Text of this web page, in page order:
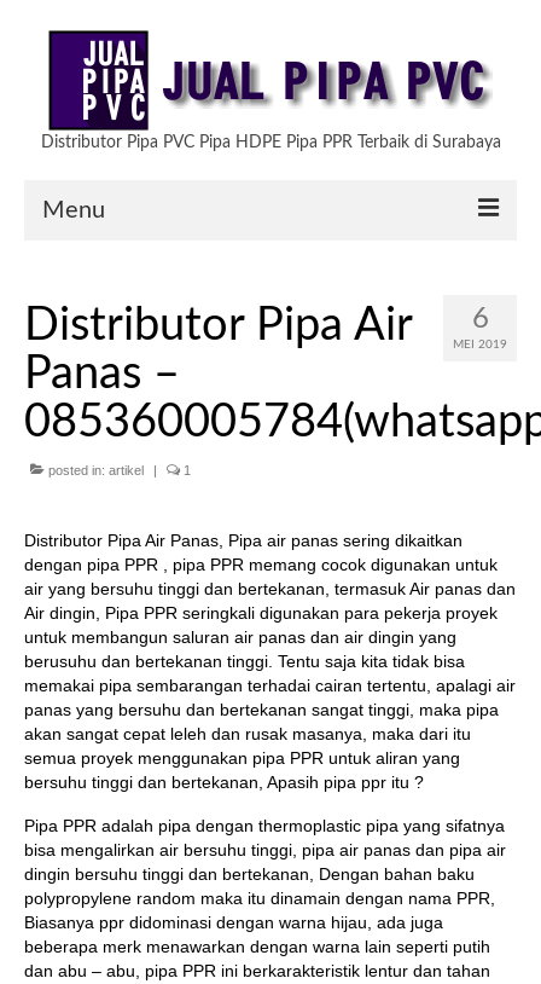
Distributor Pipa PVC Pipa HDPE Pipa PPR Terbaik di Surabaya
Menu
ARTIKEL
PRODUK KAMI
TESTIMONIAL
HUBUNGI KAMI
6
MEI 2019
Distributor Pipa Air
Panas –
posted in: artikel | 1
Distributor Pipa Air Panas, Pipa air panas sering dikaitkan
dengan pipa PPR , pipa PPR memang cocok digunakan untuk
air yang bersuhu tinggi dan bertekanan, termasuk Air panas dan
Air dingin, Pipa PPR seringkali digunakan para pekerja proyek
untuk membangun saluran air panas dan air dingin yang
berusuhu dan bertekanan tinggi. Tentu saja kita tidak bisa
memakai pipa sembarangan terhadai cairan tertentu, apalagi air
panas yang bersuhu dan bertekanan sangat tinggi, maka pipa
akan sangat cepat leleh dan rusak masanya, maka dari itu
semua proyek menggunakan pipa PPR untuk aliran yang
bersuhu tinggi dan bertekanan, Apasih pipa ppr itu ?
Pipa PPR adalah pipa dengan thermoplastic pipa yang sifatnya
bisa mengalirkan air bersuhu tinggi, pipa air panas dan pipa air
dingin bersuhu tinggi dan bertekanan, Dengan bahan baku
polypropylene random maka itu dinamain dengan nama PPR,
Biasanya ppr didominasi dengan warna hijau, ada juga
beberapa merk menawarkan dengan warna lain seperti putih
dan abu – abu, pipa PPR ini berkarakteristik lentur dan tahan